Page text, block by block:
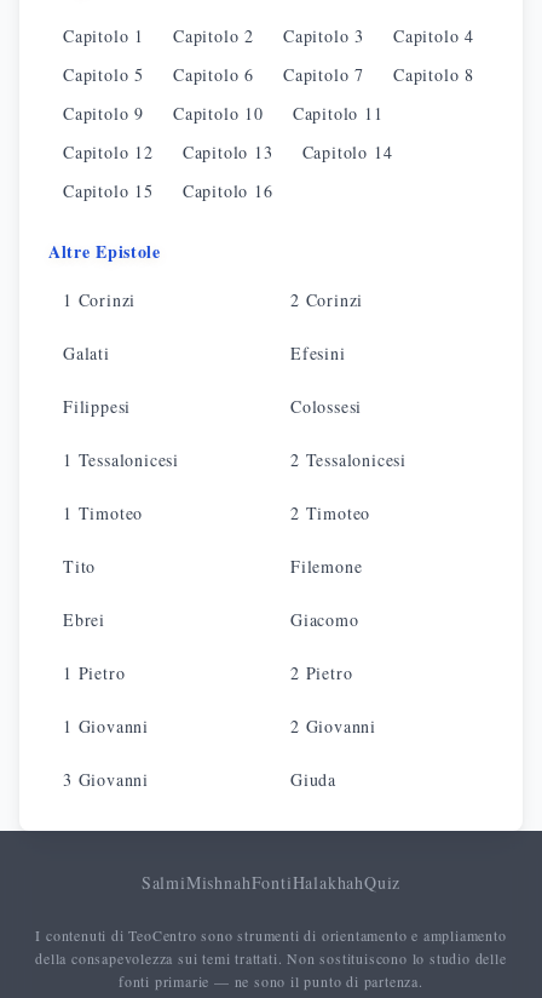
Capitolo 1 Capitolo2 Capitolo3 Capitolo4
Capitolo5 Capitolo6 Capitolo7 Capitolo8
Capitolo9 Capitolo 10 Capitolo 11
Capitolo 12 Capitolo 13 Capitolo 14
Capitolo 15 Capitolo 16
Altre Epistole
1 Corinzi 2 Corinzi
Galati Efesini
Filippesi Colossesi
1 Tessalonicesi 2 Tessalonicesi
1 Timoteo 2 Timoteo
Tito Filemone
Ebrei Giacomo
1 Pietro 2 Pietro
1 Giovanni 2 Giovanni
3 Giovanni Giuda
SalmiMishnahFontiHalakhahQuiz
I contenuti di TeoCentro sono strumenti di orientamento e ampliamento
della consapevolezza sui temi trattati. Non sostituiscono lo studio delle
fonti primarie — ne sono il punto di partenza.